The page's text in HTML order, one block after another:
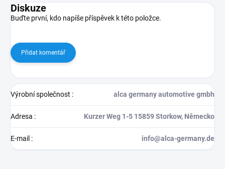
Diskuze
Buďte první, kdo napíše příspěvek k této položce.
Přidat komentář
Výrobní společnost : alca germany automotive gmbh
Adresa : Kurzer Weg 1-5 15859 Storkow, Německo
E-mail : info@alca-germany.de